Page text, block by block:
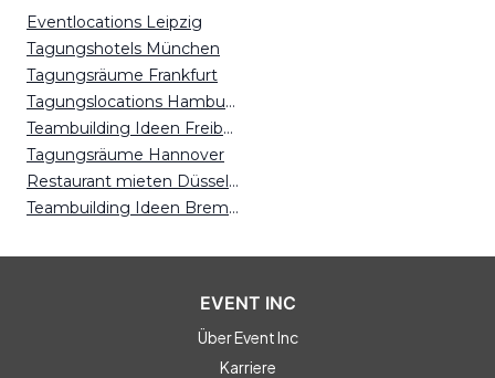
Eventlocations Leipzig
Tagungshotels München
Tagungsräume Frankfurt
Tagungslocations Hamburg
Teambuilding Ideen Freiburg
Tagungsräume Hannover
Restaurant mieten Düsseldorf
Teambuilding Ideen Bremen
EVENT INC
Über Event Inc
Karriere